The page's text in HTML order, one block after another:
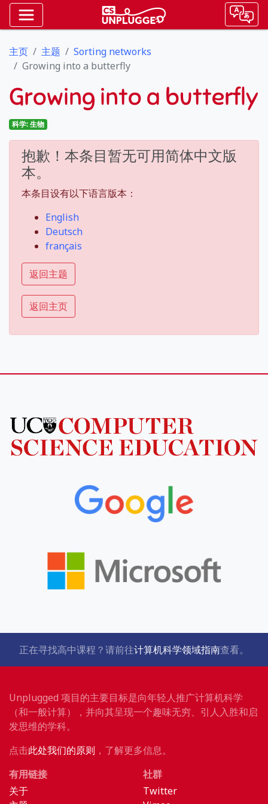
主页 主题
Sorting networks
Growing into a butterfly
Growing into a butterfly
科学: 生物
抱歉！本条目暂无可用简体中文版
本。
本条目设有以下语言版本：
English
Deutsch
français
返回主题
返回主页
正在寻找高中课程？请前往计算机科学领域指南查看。
Unplugged 项目的主要目标是向年轻人推广计算机科学
（和一般计算），并向其呈现一个趣味无穷、引人入胜和启
发思维的学科。
点击此处我们的原则 ，了解更多信息。
有用链接
关于
社群
Twitter